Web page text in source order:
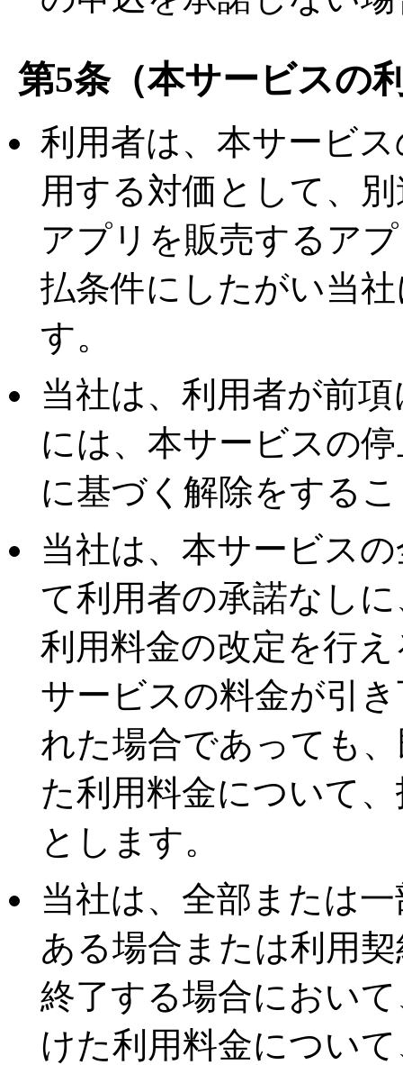
第5条（本サービスの
利用者は、本サービ
用する対価として、
アプリを販売するア
払条件にしたがい当
す。
当社は、利用者が前
には、本サービスの
に基づく解除をする
当社は、本サービス
て利用者の承諾なし
利用料金の改定を行
サービスの料金が引
れた場合であっても
た利用料金について
とします。
当社は、全部または
ある場合または利用
終了する場合におい
けた利用料金につい